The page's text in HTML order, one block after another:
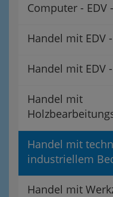
Computer - EDV
Handel mit EDV
Handel mit EDV
Handel mit
Handel mit
industriellem
Handel mit